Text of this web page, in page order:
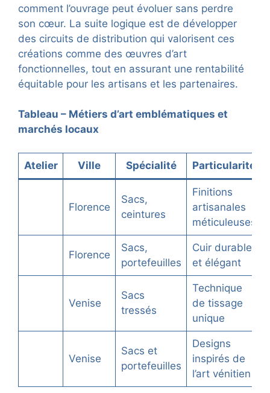
comment l’ouvrage peut évoluer sans perdre
son cœur. La suite logique est de développer
des circuits de distribution qui valorisent ces
créations comme des œuvres d’art
fonctionnelles, tout en assurant une rentabilité
équitable pour les artisans et les partenaires.
Tableau – Métiers d’art emblématiques et
marchés locaux
Atelier Ville Spécialité Particularité
Florence
Sacs,
ceintures
Finitions
artisanales
méticuleuses
Florence
Sacs,
portefeuilles
Cuir durable
et élégant
Venise
Sacs
tressés
Technique
de tissage
unique
Venise
Sacs et
portefeuilles
Designs
inspirés de
l’art vénitien